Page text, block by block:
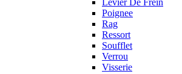
Levier De Frein
Poignee
Rag
Ressort
Soufflet
Verrou
Visserie